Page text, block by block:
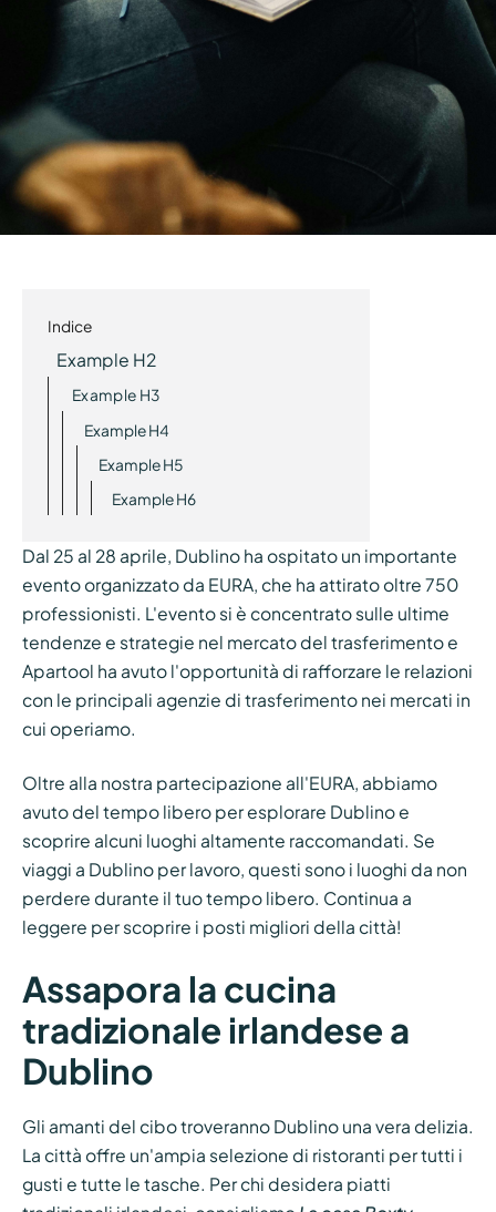
Indice
Example H2
Example H3
Example H4
Example H5
Example H6
Dal 25 al 28 aprile, Dublino ha ospitato un importante
evento organizzato da EURA, che ha attirato oltre 750
professionisti. L'evento si è concentrato sulle ultime
tendenze e strategie nel mercato del trasferimento e
Apartool ha avuto l'opportunità di rafforzare le relazioni
con le principali agenzie di trasferimento nei mercati in
cui operiamo.
Oltre alla nostra partecipazione all'EURA, abbiamo
avuto del tempo libero per esplorare Dublino e
scoprire alcuni luoghi altamente raccomandati. Se
viaggi a Dublino per lavoro, questi sono i luoghi da non
perdere durante il tuo tempo libero. Continua a
leggere per scoprire i posti migliori della città!
Assapora la cucina
tradizionale irlandese a
Dublino
Gli amanti del cibo troveranno Dublino una vera delizia.
La città offre un'ampia selezione di ristoranti per tutti i
gusti e tutte le tasche. Per chi desidera piatti